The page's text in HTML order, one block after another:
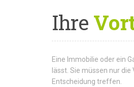
Ihre
Eine Immobilie oder ein
lässt. Sie müssen nur
Entscheidung treffen.